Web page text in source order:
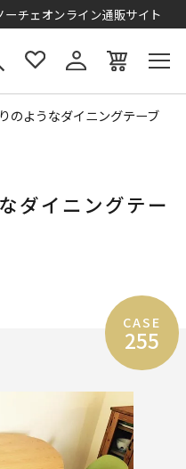
チェオンライン通販サイト
のようなダイニングテーブ
ダイニングテー
CASE
255